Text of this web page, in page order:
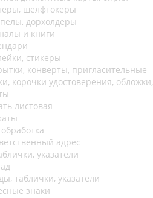
шелфтокеры
дорхолдеры
и книги
стикеры
конверты, пригласительные
корочки удостоверения, обложки,
листовая
адрес
указатели
таблички, указатели
знаки